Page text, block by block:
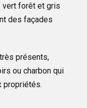
vert forêt et gris
des façades
présents,
ou charbon qui
propriétés.